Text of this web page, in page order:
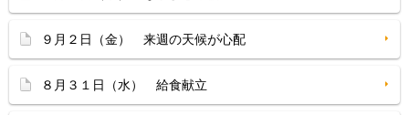
９月２日（金） 来週の天候が心配
８月３１日（水） 給食献立